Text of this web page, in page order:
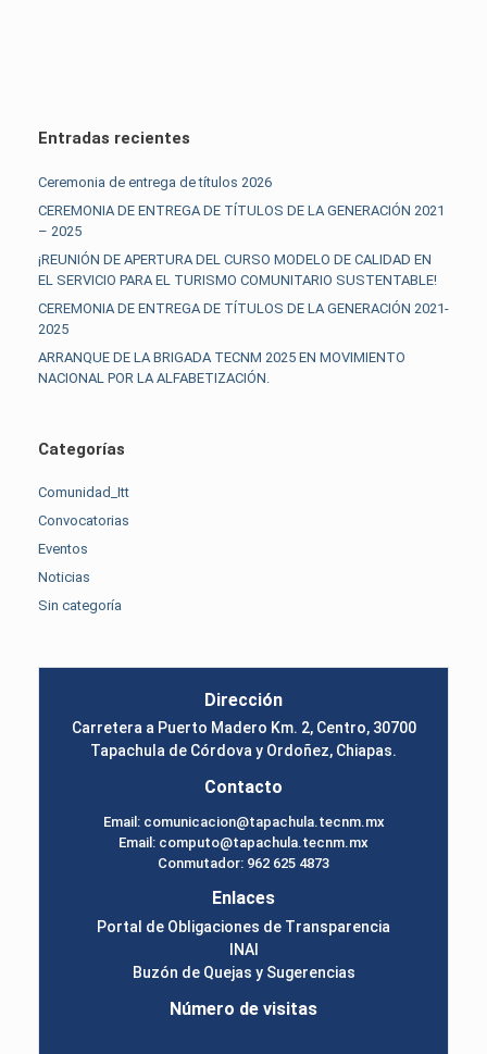
Entradas recientes
Ceremonia de entrega de títulos 2026
CEREMONIA DE ENTREGA DE TÍTULOS DE LA GENERACIÓN 2021
– 2025
¡REUNIÓN DE APERTURA DEL CURSO MODELO DE CALIDAD EN
EL SERVICIO PARA EL TURISMO COMUNITARIO SUSTENTABLE!
CEREMONIA DE ENTREGA DE TÍTULOS DE LA GENERACIÓN 2021-
2025
ARRANQUE DE LA BRIGADA TECNM 2025 EN MOVIMIENTO
NACIONAL POR LA ALFABETIZACIÓN.
Categorías
Comunidad_Itt
Convocatorias
Eventos
Noticias
Sin categoría
Dirección
Carretera a Puerto Madero Km. 2, Centro, 30700
Tapachula de Córdova y Ordoñez, Chiapas.
Contacto
Email: comunicacion@tapachula.tecnm.mx
Email: computo@tapachula.tecnm.mx
Conmutador: 962 625 4873
Enlaces
Portal de Obligaciones de Transparencia
INAI
Buzón de Quejas y Sugerencias
Número de visitas